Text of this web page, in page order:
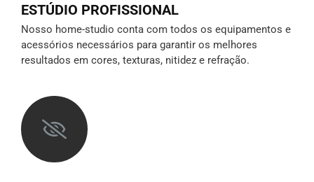
ESTÚDIO PROFISSIONAL
Nosso home-studio conta com todos os equipamentos e
acessórios necessários para garantir os melhores
resultados em cores, texturas, nitidez e refração.